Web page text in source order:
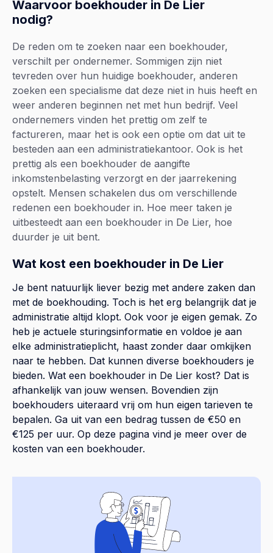
Waarvoor boekhouder in De Lier
nodig?
De reden om te zoeken naar een boekhouder,
verschilt per ondernemer. Sommigen zijn niet
tevreden over hun huidige boekhouder, anderen
zoeken een specialisme dat deze niet in huis heeft en
weer anderen beginnen net met hun bedrijf. Veel
ondernemers vinden het prettig om zelf te
factureren, maar het is ook een optie om dat uit te
besteden aan een administratiekantoor. Ook is het
prettig als een boekhouder de aangifte
inkomstenbelasting verzorgt en der jaarrekening
opstelt. Mensen schakelen dus om verschillende
redenen een boekhouder in. Hoe meer taken je
uitbesteedt aan een boekhouder in De Lier, hoe
duurder je uit bent.
Wat kost een boekhouder in De Lier
Je bent natuurlijk liever bezig met andere zaken dan
met de boekhouding. Toch is het erg belangrijk dat je
administratie altijd klopt. Ook voor je eigen gemak. Zo
heb je actuele sturingsinformatie en voldoe je aan
elke administratieplicht, haast zonder daar omkijken
naar te hebben. Dat kunnen diverse boekhouders je
bieden. Wat een boekhouder in De Lier kost? Dat is
afhankelijk van jouw wensen. Bovendien zijn
boekhouders uiteraard vrij om hun eigen tarieven te
bepalen. Ga uit van een bedrag tussen de €50 en
€125 per uur. Op deze pagina vind je meer over de
kosten van een boekhouder.